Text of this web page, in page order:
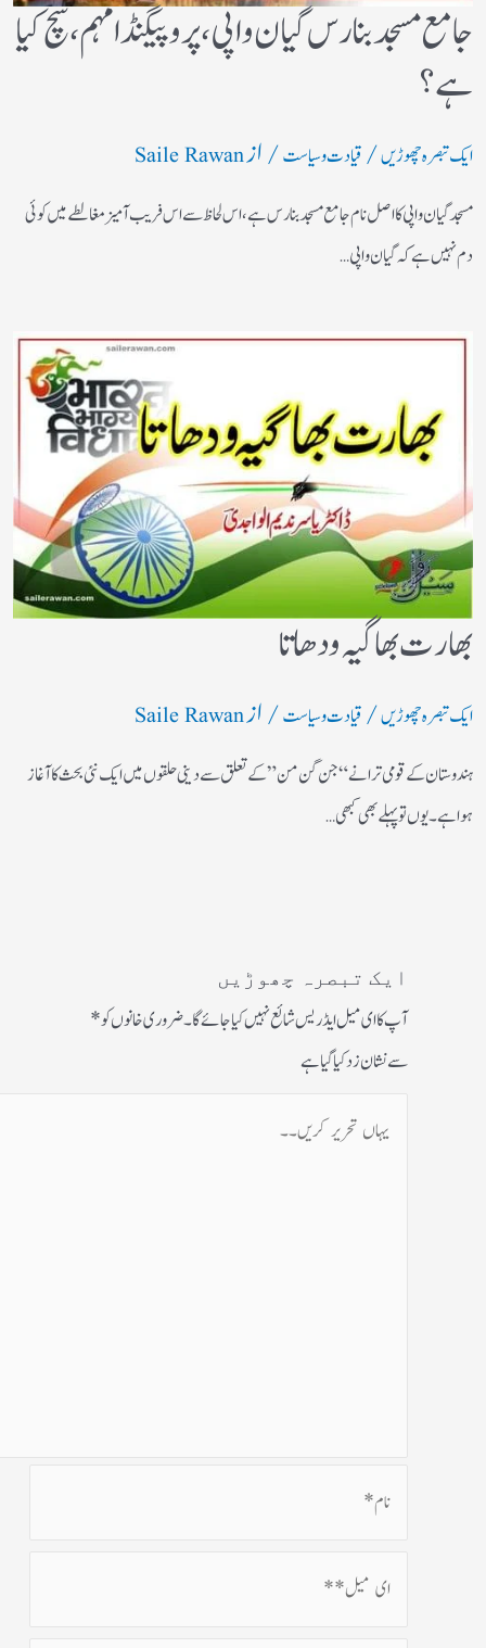
جامع مسجد بنارس گیان واپی، پروپیگنڈا مہم، سچ کیا
ہے؟
ایک تبصرہ چھوڑیں/قیادت وسیاست/ ازSaile Rawan
مسجد گیان واپی کا اصل نام جامع مسجد بنارس ہے، اس لحاظ سے اس فریب آمیز مغالطے میں کوئی
دم نہیں ہے کہ گیان واپی…
بھارت بھاگیہ ودھاتا
ایک تبصرہ چھوڑیں/قیادت وسیاست/ ازSaile Rawan
ہندوستان کے قومی ترانے “جن گن من” کے تعلق سے دینی حلقوں میں ایک نئی بحث کا آغاز
ہوا ہے۔ یوں تو پہلے بھی کبھی…
ایک تبصرہ چھوڑیں
آپ کا ای میل ایڈریس شائع نہیں کیا جائے گا۔ضروری خانوں کو*
سے نشان زد کیا گیا ہے